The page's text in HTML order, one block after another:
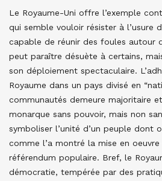
Le Royaume-Uni offre l’exemple
qui semble vouloir résister à l’usure
capable de réunir des foules autour
peut paraître désuète à certains,
son déploiement spectaculaire.
Royaume dans un pays divisé en
communautés demeure majoritaire
monarque sans pouvoir, mais non
symboliser l’unité d’un peuple dont
comme l’a montré la mise en
référendum populaire. Bref, le
démocratie, tempérée par des